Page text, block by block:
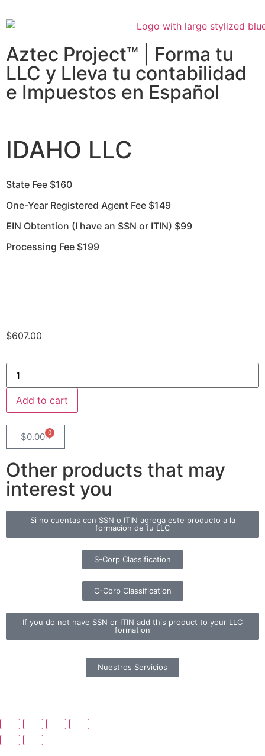
Aztec Project™ | Forma tu
LLC y Lleva tu contabilidad
e Impuestos en Español
IDAHO LLC
State Fee $160
One-Year Registered Agent Fee $149
EIN Obtention (I have an SSN or ITIN) $99
Processing Fee $199
$607.00
Add to cart
$0.00 0
Other products that may
interest you
Si no cuentas con SSN o ITIN agrega este producto a la
formacion de tu LLC
S-Corp Classification
C-Corp Classification
If you do not have SSN or ITIN add this product to your LLC
formation
Nuestros Servicios